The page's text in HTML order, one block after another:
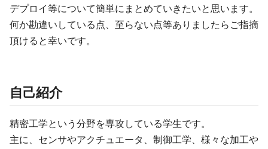
デプロイ等について簡単にまとめていきたいと思います。
何か勘違いしている点、至らない点等ありましたらご指摘
頂けると幸いです。
自己紹介
精密工学という分野を専攻している学生です。
主に、センサやアクチュエータ、制御工学、様々な加工や